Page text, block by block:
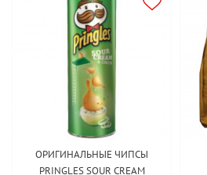
ОРИГИНАЛЬНЫЕ ЧИПСЫ
PRINGLES SOUR CREAM